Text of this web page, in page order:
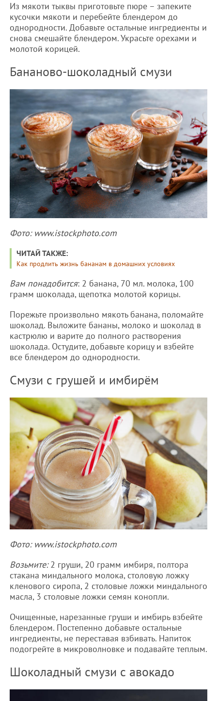
Из мякоти тыквы приготовьте пюре – запеките
кусочки мякоти и перебейте блендером до
однородности. Добавьте остальные ингредиенты и
снова смешайте блендером. Украсьте орехами и
молотой корицей.
Бананово-шоколадный смузи
Фото: www.istockphoto.com
ЧИТАЙ ТАКЖЕ:
Как продлить жизнь бананам в домашних условиях
Вам понадобится: 2 банана, 70 мл. молока, 100
грамм шоколада, щепотка молотой корицы.
Порежьте произвольно мякоть банана, поломайте
шоколад. Выложите бананы, молоко и шоколад в
кастрюлю и варите до полного растворения
шоколада. Остудите, добавьте корицу и взбейте
все блендером до однородности.
Смузи с грушей и имбирём
Фото: www.istockphoto.com
Возьмите:2 груши, 20 грамм имбиря, полтора
стакана миндального молока, столовую ложку
кленового сиропа, 2 столовые ложки миндального
масла, 3 столовые ложки семян конопли.
Очищенные, нарезанные груши и имбирь взбейте
блендером. Постепенно добавьте остальные
ингредиенты, не переставая взбивать. Напиток
подогрейте в микроволновке и подавайте теплым.
Шоколадный смузи с авокадо